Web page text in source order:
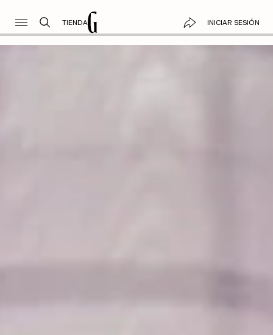
TIENDA INICIAR SESIÓN